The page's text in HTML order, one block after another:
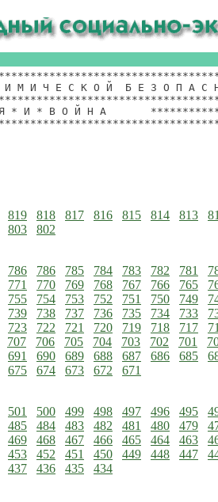
М И Ч Е С К О Й  Б Е З О П А С
* И * В О Й Н А
819 818 817 816 815 814 813
803
802
786 786 785 784 783 782 781
771 770 769 768 767 766 765
755 754 753 752 751 750 749
739 738 737 736 735 734 733
723 722 721 720 719 718 717
707 706 705 704 703 702 701
691 690 689 688 687 686 685
675 674 673 672
671
501 500 499 498 497 496 495
485 484 483 482 481 480 479
469 468 467 466 465 464 463
453 452 451 450 449 448 447
437 436 435
434